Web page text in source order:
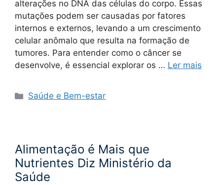
alterações no DNA das células do corpo. Essas
mutações podem ser causadas por fatores
internos e externos, levando a um crescimento
celular anômalo que resulta na formação de
tumores. Para entender como o câncer se
desenvolve, é essencial explorar os … Ler mais
Categorias
Saúde e Bem-estar
Alimentação é Mais que
Nutrientes Diz Ministério da
Saúde